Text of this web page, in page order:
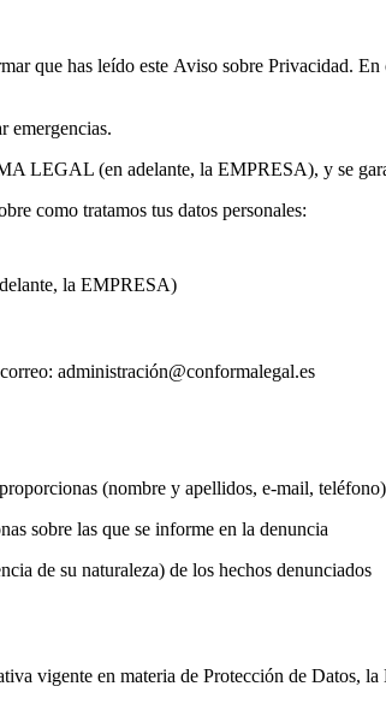
que has leído este Aviso sobre Privacidad.
emergencias.
LEGAL (en adelante, la EMPRESA), y se
como tratamos tus datos personales:
la EMPRESA)
administración@conformalegal.es
(nombre y apellidos, e-mail, teléfono)
sobre las que se informe en la denuncia
de su naturaleza) de los hechos denunciados
vigente en materia de Protección de Datos,